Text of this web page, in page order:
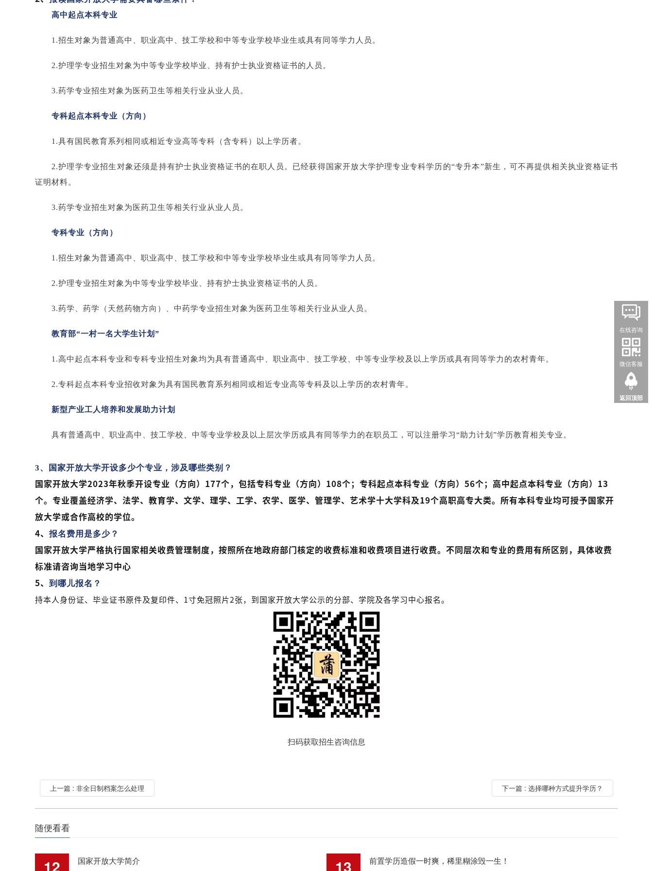
高中起点本科专业
1.招生对象为普通高中、职业高中、技工学校和中等专业学校毕业生或具有同等学力人员。
2.护理学专业招生对象为中等专业学校毕业、持有护士执业资格证书的人员。
3.药学专业招生对象为医药卫生等相关行业从业人员。
专科起点本科专业（方向）
1.具有国民教育系列相同或相近专业高等专科（含专科）以上学历者。
2.护理学专业招生对象还须是持有护士执业资格证书的在职人员。已经获得国家开放大学护理专业专科学历的“专升本”新生，可不再提供相关执业资格证书
证明材料。
3.药学专业招生对象为医药卫生等相关行业从业人员。
专科专业（方向）
1.招生对象为普通高中、职业高中、技工学校和中等专业学校毕业生或具有同等学力人员。
2.护理专业招生对象为中等专业学校毕业、持有护士执业资格证书的人员。
3.药学、药学（天然药物方向）、中药学专业招生对象为医药卫生等相关行业从业人员。
教育部“一村一名大学生计划”
1.高中起点本科专业和专科专业招生对象均为具有普通高中、职业高中、技工学校、中等专业学校及以上学历或具有同等学力的农村青年。
2.专科起点本科专业招收对象为具有国民教育系列相同或相近专业高等专科及以上学历的农村青年。
新型产业工人培养和发展助力计划
具有普通高中、职业高中、技工学校、中等专业学校及以上层次学历或具有同等学力的在职员工，可以注册学习“助力计划”学历教育相关专业。
3、 国家开放大学开设多少个专业，涉及哪些类别？
国家开放大学2023年秋季开设专业（方向）177个，包括专科专业（方向）108个；专科起点本科专业（方向）56个；高中起点本科专业（方向）13
个。专业覆盖经济学、法学、教育学、文学、理学、工学、农学、医学、管理学、艺术学十大学科及19个高职高专大类。所有本科专业均可授予国家开
放大学或合作高校的学位。
4、
报名费用是多少？
国家开放大学严格执行国家相关收费管理制度，按照所在地政府部门核定的收费标准和收费项目进行收费。不同层次和专业的费用有所区别，具体收费
标准请咨询当地学习中心
5、
到哪儿报名？
持本人身份证、毕业证书原件及复印件、1寸免冠照片2张，到国家开放大学公示的分部、学院及各学习中心报名。
扫码获取招生咨询信息
上一篇 : 非全日制档案怎么处理 下一篇 : 选择哪种方式提升学历？
随便看看
12 国家开放大学简介 13 前置学历造假一时爽，稀里糊涂毁一生！
在线咨询
微信客服
返回顶部